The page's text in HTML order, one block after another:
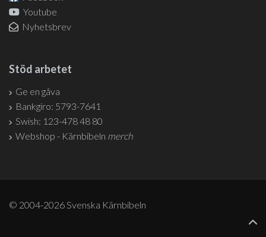
Youtube
Nyhetsbrev
Stöd arbetet
Ge en gåva
Bankgiro: 5793-7641
Swish: 123-478 48 80
Webshop - Kärnbibeln merch
© 2004-2026 Svenska Kärnbibeln